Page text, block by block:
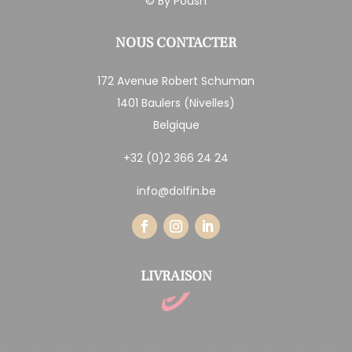
NOUS CONTACTER
172 Avenue Robert Schuman
1401 Baulers (Nivelles)
Belgique
+32 (0)2 366 24 24
info@dolfin.be
LIVRAISON